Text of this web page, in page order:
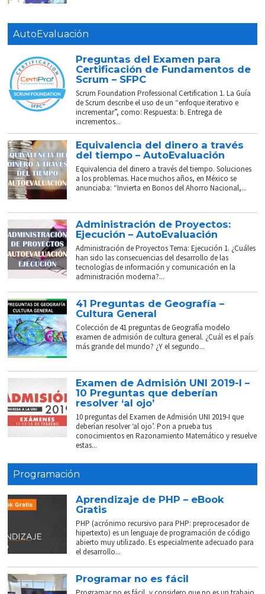
AutoEvaluación
Preguntas del Examen para
Certificación de Fundamentos de
Scrum – SFPC
Scrum Foundation Professional Certification 1. La Guía
de Scrum describe el uso de un “enfoque iterativo e
incrementar”, como: Respuesta: b. Entrega de
incrementos...
Equivalencia del dinero a través
del tiempo – AutoEvaluación
Equivalencia del dinero a través del tiempo. Soluciones
a los problemas. Hace muchos años, en México se
anunciaba: “Invierta en Bonos del Ahorro Nacional,...
Administración de Proyectos:
Ejecución – AutoEvaluación
Administración de Proyectos Tema: Ejecución 1. ¿Cuáles
han sido las consecuencias del desarrollo de las
tecnologías de información y comunicación en la
administración moderna?...
41 Preguntas de Geografía –
Cultura General
Colección de 41 preguntas de Geografía modelo
examen de admisión de cultura general. ¿Cuál es el país
más grande del mundo? ¿Y el segundo...
Examen de Admisión UNI 2019-I –
10 Preguntas que deberían
resolver ‘al ojo’
10 preguntas del Examen de Admisión UNI 2019-I que
deberían resolver ‘al ojo’. Pon a prueba tus
conocimientos en Razonamiento Matemático y resuelve
estas...
Programación
Aprendizaje de PHP – eBook
Gratis
PHP (acrónimo recursivo para PHP: preprocesador de
hipertexto) es un lenguaje de programación de código
abierto muy utilizado. Es especialmente adecuado para
el desarrollo...
Programar no es fácil